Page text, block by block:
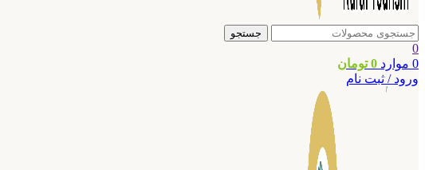
جستجو
0
0 موارد 0 تومان
ورود / ثبت نام